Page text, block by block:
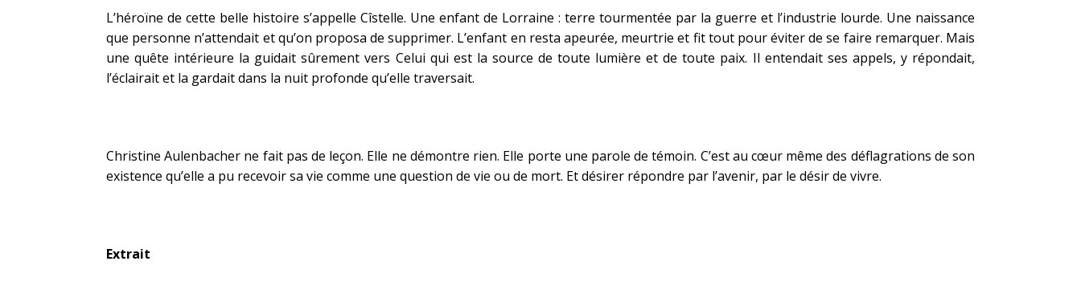
L’héroïne de cette belle histoire s’appelle Cîstelle. Une enfant de Lorraine : terre tourmentée par la guerre et l’industrie lourde. Une naissance
que personne n’attendait et qu’on proposa de supprimer. L’enfant en resta apeurée, meurtrie et fit tout pour éviter de se faire remarquer. Mais
une quête intérieure la guidait sûrement vers Celui qui est la source de toute lumière et de toute paix. Il entendait ses appels, y répondait,
l’éclairait et la gardait dans la nuit profonde qu’elle traversait.
Christine Aulenbacher ne fait pas de leçon. Elle ne démontre rien. Elle porte une parole de témoin. C’est au cœur même des déflagrations de son
existence qu’elle a pu recevoir sa vie comme une question de vie ou de mort. Et désirer répondre par l’avenir, par le désir de vivre.
Extrait